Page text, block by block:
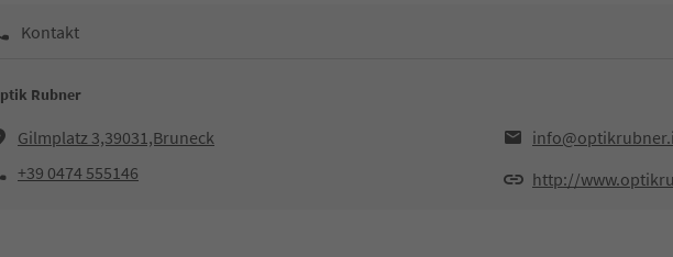
Kontakt
Rubner
Gilmplatz 3,39031,Bruneck
+39 0474 555146
http://